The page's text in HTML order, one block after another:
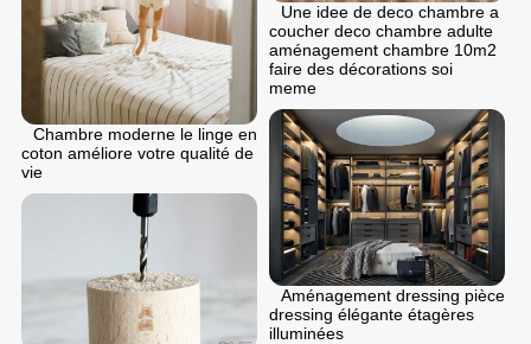
Une idee de deco chambre a
coucher deco chambre adulte
aménagement chambre 10m2
faire des décorations soi
meme
Chambre moderne le linge en
coton améliore votre qualité de
vie
Aménagement dressing pièce
dressing élégante étagères
illuminées